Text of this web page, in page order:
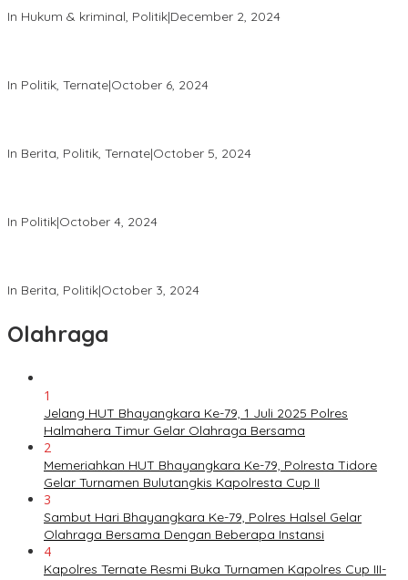
In Hukum & kriminal, Politik|December 2, 2024
In Politik, Ternate|October 6, 2024
In Berita, Politik, Ternate|October 5, 2024
In Politik|October 4, 2024
In Berita, Politik|October 3, 2024
Olahraga
1
Jelang HUT Bhayangkara Ke-79, 1 Juli 2025 Polres
Halmahera Timur Gelar Olahraga Bersama
2
Memeriahkan HUT Bhayangkara Ke-79, Polresta Tidore
Gelar Turnamen Bulutangkis Kapolresta Cup II
3
Sambut Hari Bhayangkara Ke-79, Polres Halsel Gelar
Olahraga Bersama Dengan Beberapa Instansi
4
Kapolres Ternate Resmi Buka Turnamen Kapolres Cup III-